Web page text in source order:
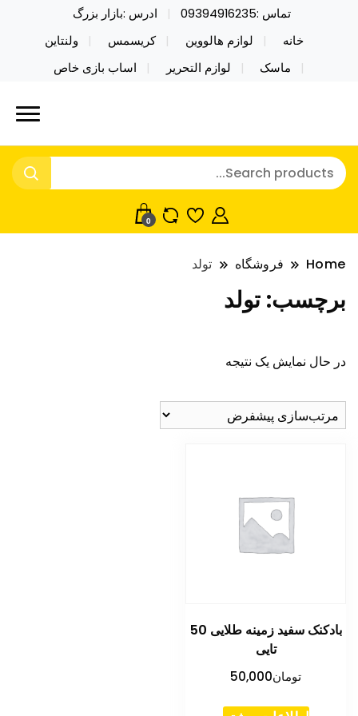
تماس :09394916235
ادرس :بازار بزرگ
خانه
لوازم هالووین کریسمس
ولنتاین
ماسک
لوازم التحریر اساب بازی خاص
نایکر توی فروش عمده لوازم هالووین
ولن تاین کادویی کریسمس اکسسوری
خرید محصولات خاص فیجت اسباب بازی تراول ماگ نایکر
توی فروش عمده لوازم هالووین ولن تاین کادویی
کریسمس اکسسوری ماسک در واردات مستقیم
0
Home فروشگاه تولد
برچسب: تولد
در حال نمایش یک نتیجه
بادکنک سفید زمینه طلایی 50
تایی
تومان50,000